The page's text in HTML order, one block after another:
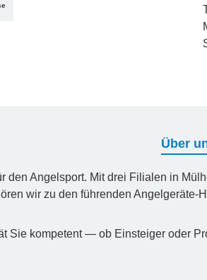
Über
den Angelsport. Mit drei Filialen in
wir zu den führenden Angelgeräte-
Sie kompetent — ob Einsteiger oder